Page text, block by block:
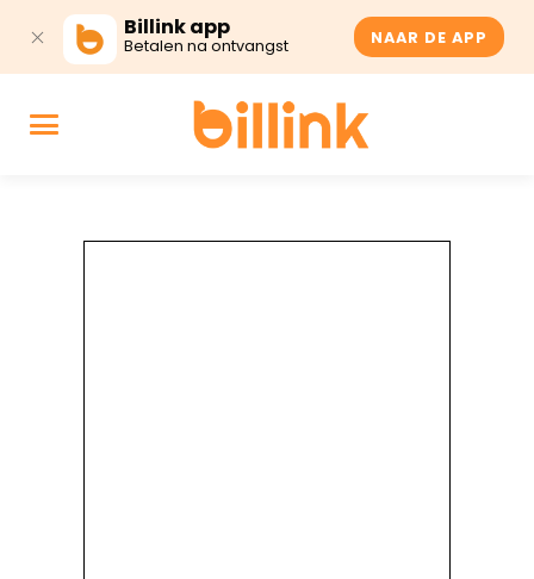
Billink app
Betalen na ontvangst NAAR DE APP